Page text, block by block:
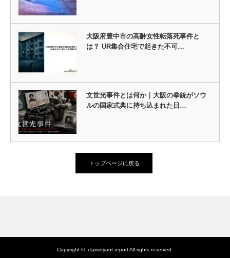
大阪府豊中市の高齢女性転落死事件と
は？ UR集合住宅で起きた不可…
文世光事件とは何か｜大阪の拳銃がソウ
ルの国家式典に持ち込まれた日…
トップページに戻る
Copyright © clairvoyant reportAll rights reserved.